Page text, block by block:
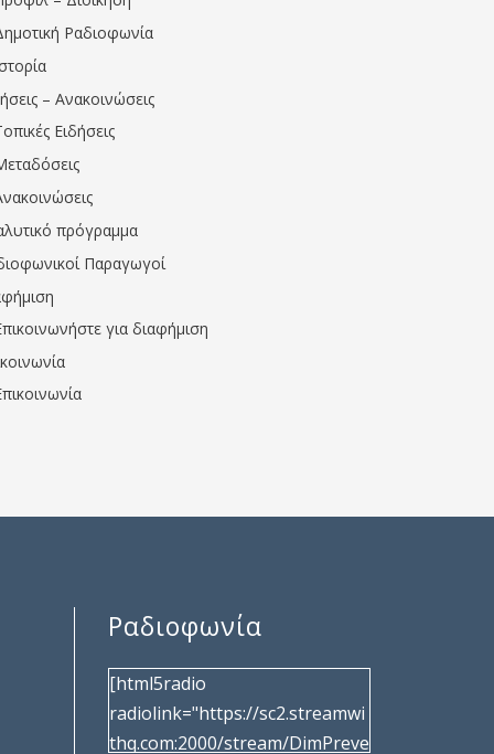
Ραδιοφωνία
– Ανακοινώσεις
Ειδήσεις
πρόγραμμα
Παραγωγοί
για διαφήμιση
Ραδιοφωνία
[html5radio
radiolink="https://sc2.streamwi
thq.com:2000/stream/DimPreve